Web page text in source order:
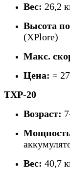
Вес: 26,2
Высота
(XPlore)
Макс.
Цена: ≈
TXP-20
Возраст:
Вес: 40,7